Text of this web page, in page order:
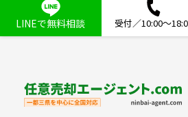
LINEで無料相談 受付／10:00～